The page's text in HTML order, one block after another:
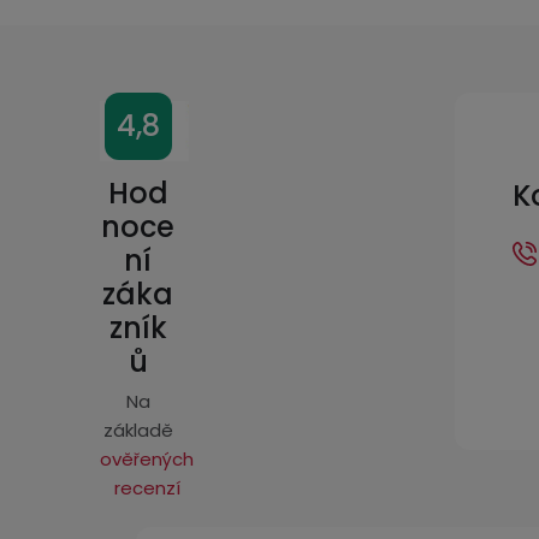
4,8
Hod
noce
ní
záka
zník
ů
Na
základě
ověřených
recenzí